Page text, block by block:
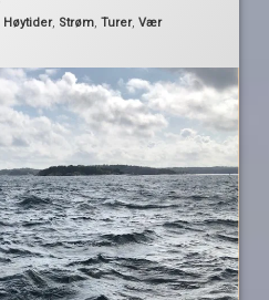
Høytider, Strøm,Turer,Vær